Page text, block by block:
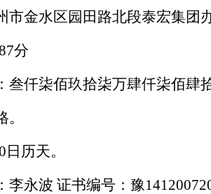
市金水区园田路北段泰宏集团
分
叁仟柒佰玖拾柒万肆仟柒佰肆
历天。
李永波 证书编号：豫